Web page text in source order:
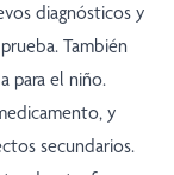
diagnósticos y
También
para el niño.
y
secundarios.